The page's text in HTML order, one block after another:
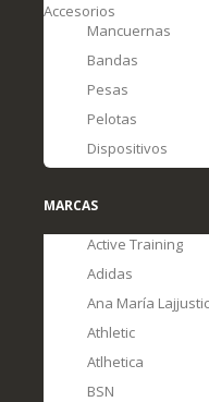
Accesorios
Mancuernas
Bandas
Pesas
Pelotas
Dispositivos
MARCAS
Active Training
Adidas
Ana María
Athletic
Atlhetica
BSN